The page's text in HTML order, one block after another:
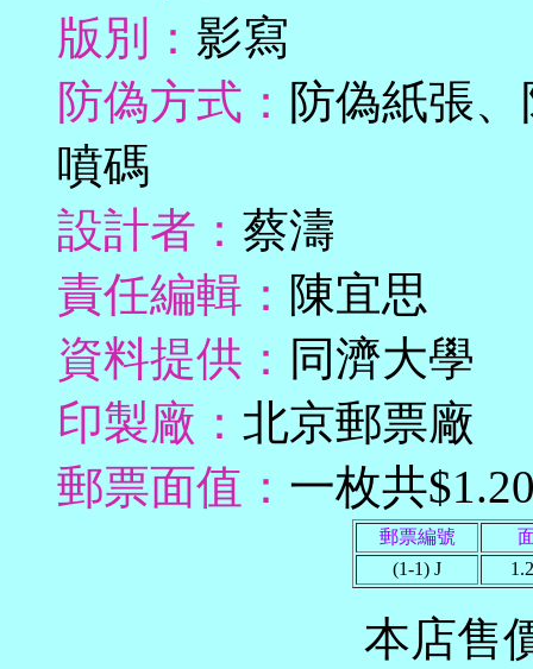
版別： 影寫
防偽方式： 防偽紙張
噴碼
設計者： 蔡濤
責任編輯： 陳宜思
資料提供： 同濟大學
印製廠： 北京郵票廠
郵票面值： 一枚共
郵票編號
(1-1) J
本店售